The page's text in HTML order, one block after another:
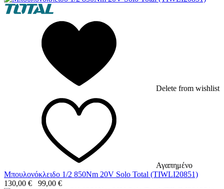
Delete from wishlist
Αγαπημένο
Μπουλονόκλειδο 1/2 850Nm 20V Solo Total (TIWLI20851)
130,00 € 99,00 €